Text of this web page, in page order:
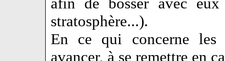
stratosphère...).
En ce qui concerne
avancer, à se remettre en